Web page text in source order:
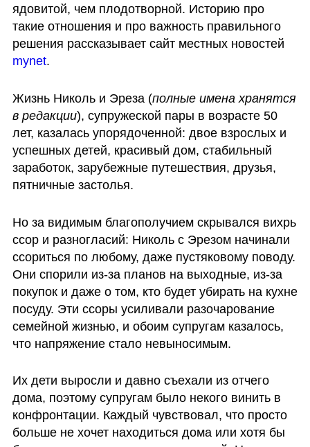
ядовитой, чем плодотворной. Историю про
такие отношения и про важность правильного
mynet.
Жизнь Николь и Эреза (полные имена хранятся
в редакции), супружеской пары в возрасте 50
лет, казалась упорядоченной: двое взрослых и
успешных детей, красивый дом, стабильный
заработок, зарубежные путешествия, друзья,
пятничные застолья.
Но за видимым благополучием скрывался вихрь
ссор и разногласий: Николь с Эрезом начинали
ссориться по любому, даже пустяковому поводу.
Они спорили из-за планов на выходные, из-за
покупок и даже о том, кто будет убирать на кухне
посуду. Эти ссоры усиливали разочарование
семейной жизнью, и обоим супругам казалось,
что напряжение стало невыносимым.
Их дети выросли и давно съехали из отчего
дома, поэтому супругам было некого винить в
конфронтации. Каждый чувствовал, что просто
больше не хочет находиться дома или хотя бы